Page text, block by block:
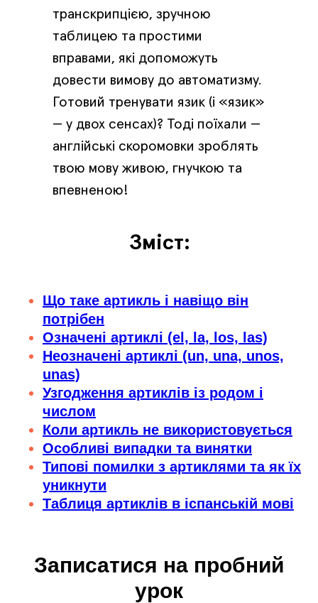
транскрипцією, зручною
таблицею та простими
вправами, які допоможуть
довести вимову до автоматизму.
Готовий тренувати язик (і «язик»
— у двох сенсах)? Тоді поїхали —
англійські скоромовки зроблять
твою мову живою, гнучкою та
впевненою!
Зміст:
Що таке артикль і навіщо він
потрібен
Означені артиклі (el, la, los, las)
Неозначені артиклі (un, una, unos,
unas)
Узгодження артиклів із родом і
числом
Коли артикль не використовується
Особливі випадки та винятки
Типові помилки з артиклями та як їх
уникнути
Таблиця артиклів в іспанській мові
Записатися на пробний
урок